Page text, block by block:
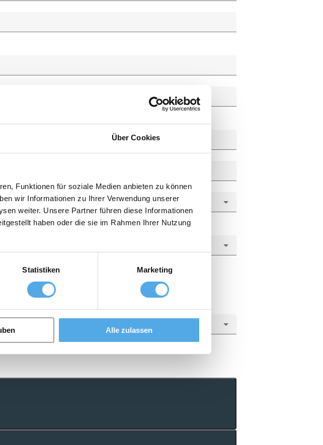
Über Cookies
Funktionen für soziale Medien anbieten zu können
wir Informationen zu Ihrer Verwendung unserer
weiter. Unsere Partner führen diese Informationen
haben oder die sie im Rahmen Ihrer Nutzung
Statistiken Marketing
Alle zulassen